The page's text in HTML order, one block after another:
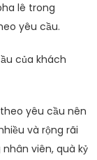
lê trong
yêu cầu.
của khách
yêu cầu nên
và rộng rãi
viên, quà kỷ